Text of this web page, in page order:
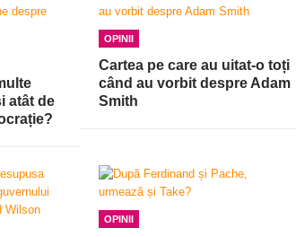
atât de
OPINII
Cartea pe care au uitat-o toți
când au vorbit despre Adam
Smith
OPINII